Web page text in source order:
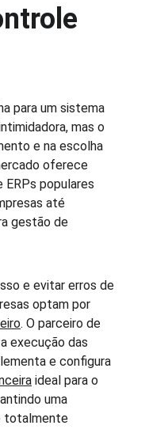
para um sistema
mas o
e na escolha
oferece
ERPs populares
até
gestão de
e evitar erros de
optam por
. O parceiro de
execução das
e configura
ideal para o
uma
totalmente